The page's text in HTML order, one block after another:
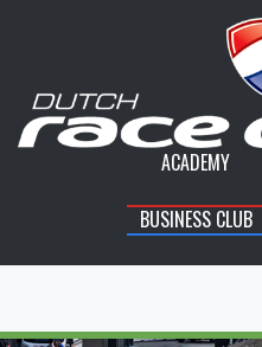
ACADEMY
BUSINESS CLUB